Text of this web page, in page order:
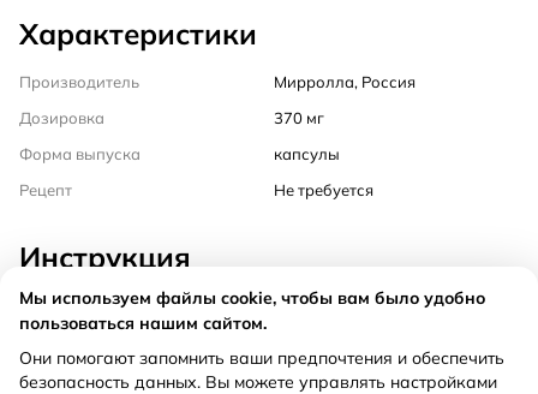
Характеристики
Производитель
Мирролла, Россия
Дозировка
370 мг
Форма выпуска
капсулы
Рецепт
Не требуется
Инструкция
Состав
Способ применения
Мы используем файлы cookie, чтобы вам было удобно
пользоваться нашим сайтом.
Они помогают запомнить ваши предпочтения и обеспечить
безопасность данных. Вы можете управлять настройками